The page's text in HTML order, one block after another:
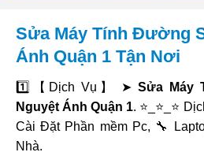
Sửa Máy Tính Đường
Ánh Quận 1 Tận Nơi
1️⃣【Dịch Vụ】 ➤Sửa Máy
Nguyệt Ánh Quận 1. ⭐_⭐_⭐
Cài Đặt Phần mềm Pc, 🔧
Nhà.